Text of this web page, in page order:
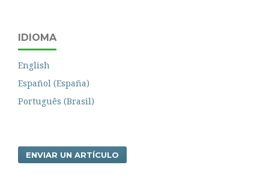
IDIOMA
English
Español (España)
Português (Brasil)
ENVIAR UN ARTÍCULO